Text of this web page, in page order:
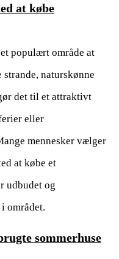
at købe
populært område at
strande, naturskønne
det til et attraktivt
eller
mennesker vælger
at købe et
udbudet og
området.
sommerhuse